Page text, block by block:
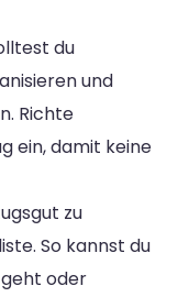
du
und
Richte
ein, damit keine
zu
So kannst du
oder